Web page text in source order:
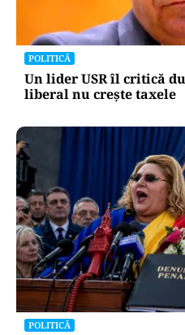
POLITICĂ
Un lider USR îl critică
liberal nu crește taxele
POLITICĂ